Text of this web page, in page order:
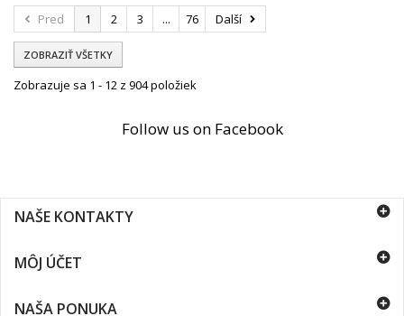
Pred 1 2 3 ... 76 Další
ZOBRAZIŤ VŠETKY
Zobrazuje sa 1 - 12 z 904 položiek
Follow us on Facebook
NAŠE KONTAKTY
MÔJ ÚČET
NAŠA PONUKA